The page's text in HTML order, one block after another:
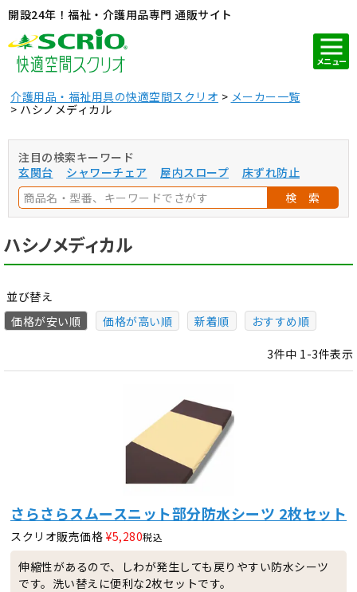
開設24年！福祉・介護用品専門 通販サイト
メニュー
介護用品・福祉用具の快適空間スクリオ
メーカー一覧
ハシノメディカル
注目の検索キーワード
玄関台
シャワーチェア 屋内スロープ
床ずれ防止
検 索
ハシノメディカル
並び替え
価格が安い順
価格が高い順 新着順 おすすめ順
3件中 1-3件表示
さらさらスムースニット部分防水シーツ 2枚セット
スクリオ販売価格 ¥5,280税込
伸縮性があるので、しわが発生しても戻りやすい防水シーツ
です。洗い替えに便利な2枚セットです。